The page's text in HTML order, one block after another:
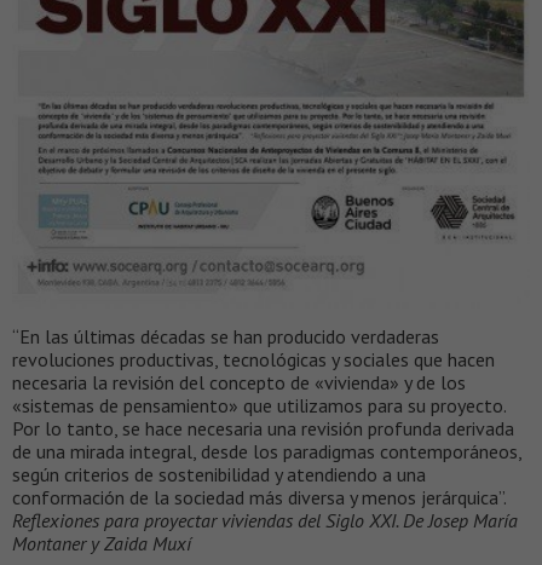
“En las últimas décadas se han producido verdaderas
revoluciones productivas, tecnológicas y sociales que hacen
necesaria la revisión del concepto de «vivienda» y de los
«sistemas de pensamiento» que utilizamos para su proyecto.
Por lo tanto, se hace necesaria una revisión profunda derivada
de una mirada integral, desde los paradigmas contemporáneos,
según criterios de sostenibilidad y atendiendo a una
conformación de la sociedad más diversa y menos jerárquica”.
Reflexiones para proyectar viviendas del Siglo XXI. De Josep María
Montaner y Zaida Muxí